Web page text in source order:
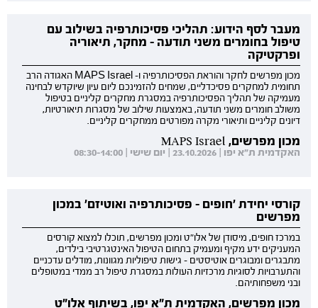
מעבר לסף הידוע: תהליכי פסיכותרפיה בשילוב עם
טיפול בחומרים משני תודעה - מחקר, תיאוריה
ופרקטיקה
מכון מפרשים לחקר והוראת הפסיכותרפיה ו- MAPS Israel האגודה הרב
תחומית למחקרים פסיכדליים, שמחים להזמינכם ליום עיון שיוקדש לבחינה
מעמיקה של תהליך הפסיכותרפיה במסגרת מחקרים קליניים בטיפול
משולב חומרים משני תודעה, באמצעות שילוב של מסגרות תיאורטיות,
דיונים קליניים ותיאורי מקרה מפורטים ממחקרים קליניים.
מכון מפרשים, MAPS Israel
האקדמית ת"א יפו | 23.10.2026 | יום שישי | 08:30-14:00
קורסי יחידת 'חופים - פסיכותרפיה ואוטיזם' במכון
מפרשים
במרכז חופים, מיסודן של אלו"ט ומכון מפרשים, תוכלו למצוא קורסים
המעניקים ידע מקיף ומעמיק בתחום הטיפול האינטגרטיבי בילדים,
מתבגרים ומבוגרים אוטיסטים - גישות טיפוליות מגוונות, מודלים עדכניים
והתערבויות לסוגיות מרכזיות העולות במסגרת טיפול רב ממדי במטופלים
ובני משפחותיהם.
מכון מפרשים, האקדמית ת"א יפו, בשיתוף אלו"ט